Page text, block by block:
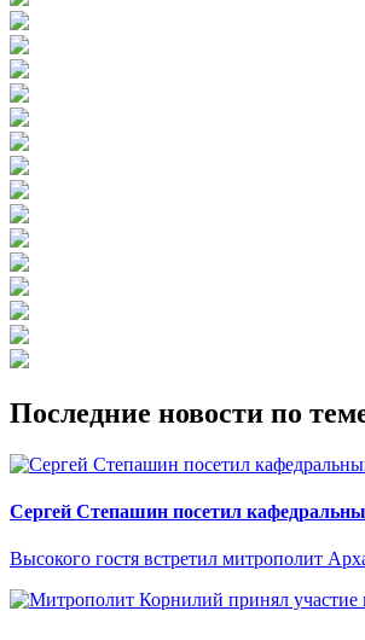
Последние новости по
Сергей Степашин посетил
Высокого гостя встретил митрополит